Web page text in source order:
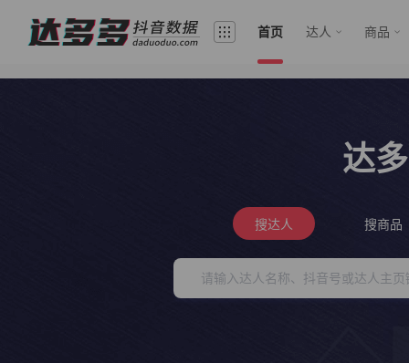
首页 达人 商品
达
搜达人 搜商品